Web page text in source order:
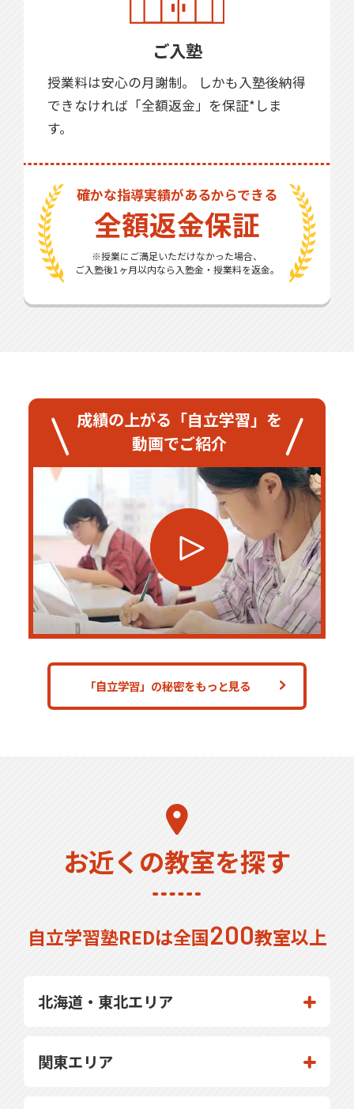
ご入塾
授業料は安心の月謝制。 しかも入塾後納得
できなければ「全額返金」を保証*しま
す。
確かな指導実績があるからできる
全額返金保証
※授業にご満足いただけなかった場合、
ご入塾後1ヶ月以内なら入塾金・授業料を返金。
成績の上がる「自立学習」を
動画でご紹介
「自立学習」の秘密をもっと見る
お近くの教室を探す
自立学習塾REDは全国200教室以上
北海道・東北エリア
関東エリア